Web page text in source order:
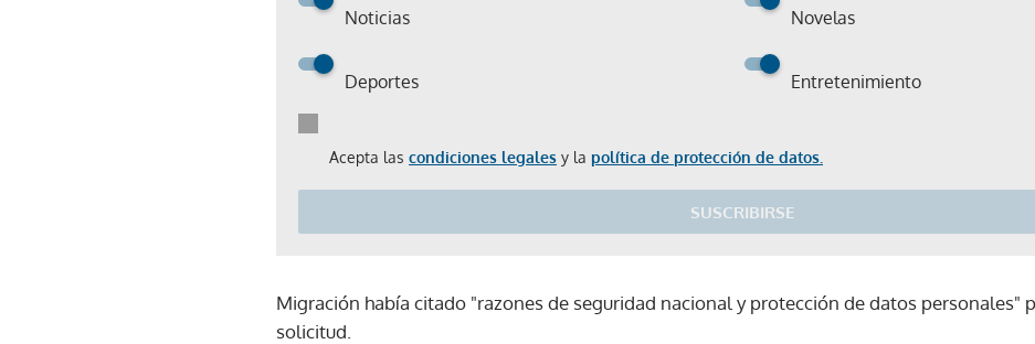
Noticias Novelas
Deportes Entretenimiento
Acepta las condiciones legales y la política de protección de datos.
SUSCRIBIRSE
Migración había citado "razones de seguridad nacional y protección de datos personales"
solicitud.